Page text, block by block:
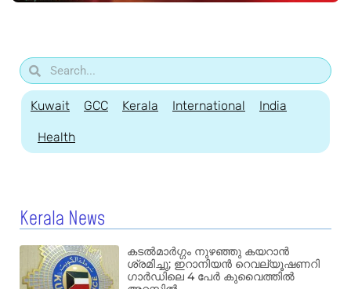
Kuwait GCC Kerala International India
Health
Kerala News
കടൽമാർഗ്ഗം നുഴഞ്ഞു കയറാൻ
ശ്രമിച്ചു; ഇറാനിയൻ റെവല്യൂഷണറി
ഗാർഡിലെ 4 പേർ കുവൈത്തിൽ